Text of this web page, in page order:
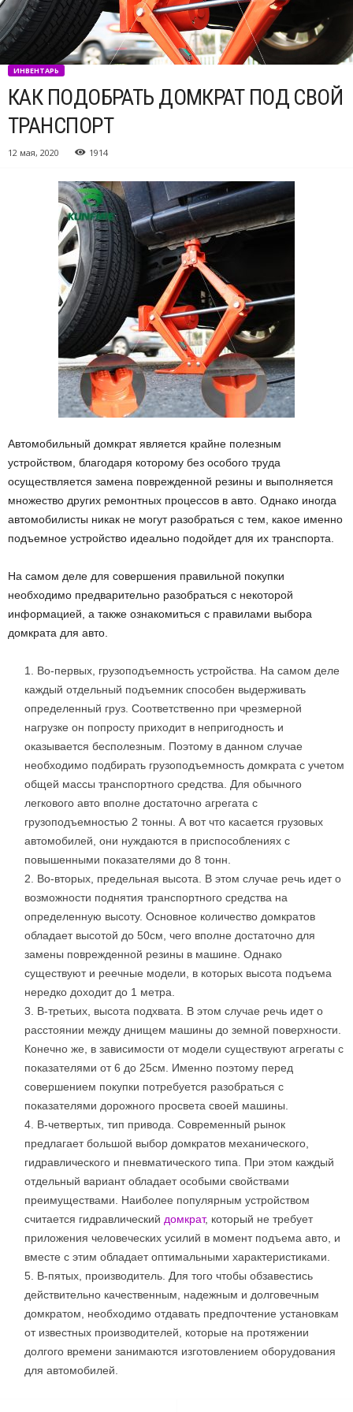
ИНВЕНТАРЬ
КАК ПОДОБРАТЬ ДОМКРАТ ПОД СВОЙ
ТРАНСПОРТ
12 мая, 2020 1914
Автомобильный домкрат является крайне полезным
устройством, благодаря которому без особого труда
осуществляется замена поврежденной резины и выполняется
множество других ремонтных процессов в авто. Однако иногда
автомобилисты никак не могут разобраться с тем, какое именно
подъемное устройство идеально подойдет для их транспорта.
На самом деле для совершения правильной покупки
необходимо предварительно разобраться с некоторой
информацией, а также ознакомиться с правилами выбора
домкрата для авто.
Во-первых, грузоподъемность устройства. На самом деле
каждый отдельный подъемник способен выдерживать
определенный груз. Соответственно при чрезмерной
нагрузке он попросту приходит в непригодность и
оказывается бесполезным. Поэтому в данном случае
необходимо подбирать грузоподъемность домкрата с учетом
общей массы транспортного средства. Для обычного
легкового авто вполне достаточно агрегата с
грузоподъемностью 2 тонны. А вот что касается грузовых
автомобилей, они нуждаются в приспособлениях с
повышенными показателями до 8 тонн.
Во-вторых, предельная высота. В этом случае речь идет о
возможности поднятия транспортного средства на
определенную высоту. Основное количество домкратов
обладает высотой до 50см, чего вполне достаточно для
замены поврежденной резины в машине. Однако
существуют и реечные модели, в которых высота подъема
нередко доходит до 1 метра.
В-третьих, высота подхвата. В этом случае речь идет о
расстоянии между днищем машины до земной поверхности.
Конечно же, в зависимости от модели существуют агрегаты с
показателями от 6 до 25см. Именно поэтому перед
совершением покупки потребуется разобраться с
показателями дорожного просвета своей машины.
В-четвертых, тип привода. Современный рынок
предлагает большой выбор домкратов механического,
гидравлического и пневматического типа. При этом каждый
отдельный вариант обладает особыми свойствами
преимуществами. Наиболее популярным устройством
считается гидравлический домкрат, который не требует
приложения человеческих усилий в момент подъема авто, и
вместе с этим обладает оптимальными характеристиками.
В-пятых, производитель. Для того чтобы обзавестись
действительно качественным, надежным и долговечным
домкратом, необходимо отдавать предпочтение установкам
от известных производителей, которые на протяжении
долгого времени занимаются изготовлением оборудования
для автомобилей.